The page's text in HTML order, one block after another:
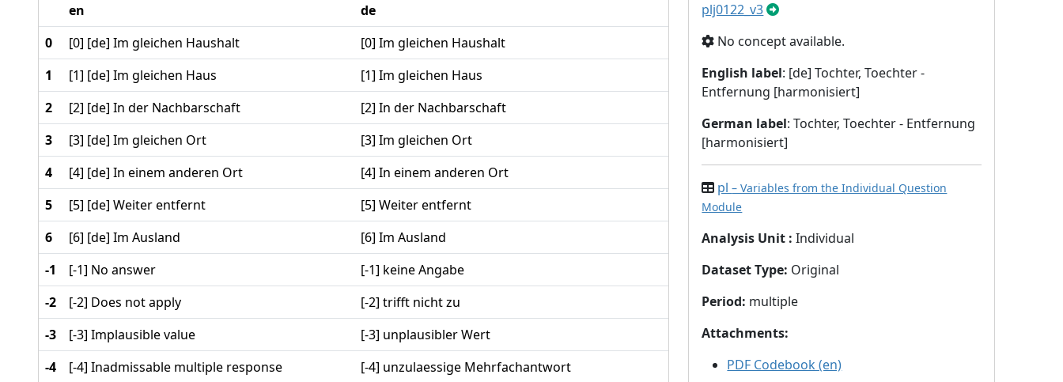
en
de
0
[0] [de] Im gleichen Haushalt
[0] Im gleichen Haushalt
1
[1] [de] Im gleichen Haus
[1] Im gleichen Haus
2
[2] [de] In der Nachbarschaft
[2] In der Nachbarschaft
3
[3] [de] Im gleichen Ort
[3] Im gleichen Ort
4
[4] [de] In einem anderen Ort
[4] In einem anderen Ort
5
[5] [de] Weiter entfernt
[5] Weiter entfernt
6
[6] [de] Im Ausland
[6] Im Ausland
-1
[-1] No answer
[-1] keine Angabe
-2
[-2] Does not apply
[-2] trifft nicht zu
-3
[-3] Implausible value
[-3] unplausibler Wert
-4
[-4] Inadmissable multiple response
[-4] unzulaessige Mehrfachantwort
plj0122_v3
No concept available.
English label: [de] Tochter, Toechter -
Entfernung [harmonisiert]
German label: Tochter, Toechter - Entfernung
[harmonisiert]
pl– Variables from the Individual Question
Module
Analysis Unit : Individual
Dataset Type: Original
Period: multiple
Attachments:
PDF Codebook (en)